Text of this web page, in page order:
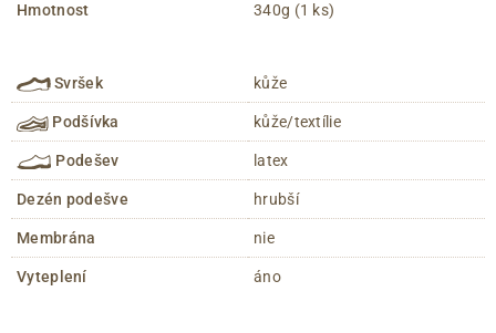
Hmotnost 340g (1 ks)
Svršek kůže
Podšívka kůže/textílie
Podešev latex
Dezén podešve hrubší
Membrána nie
Vyteplení áno